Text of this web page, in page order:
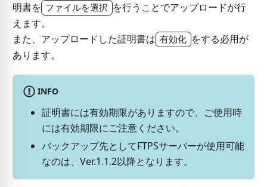
明書を ファイルを選択 を行うことでアップロードが行
えます。
また、アップロードした証明書は 有効化 をする必用が
あります。
INFO
証明書には有効期限がありますので、ご使用時
には有効期限にご注意ください。
バックアップ先としてFTPSサーバーが使用可能
なのは、Ver.1.1.2以降となります。